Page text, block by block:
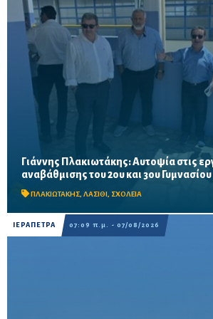
Γιάννης Πλακιωτάκης: Αυτοψία στις
αναβάθμισης του 2ου και 3ου
ΠΛΑΚΙΩΤΑΚΗΣ, ΛΑΣΙΘΙ, ΣΧΟΛΕΙΑ
Οι παρεμβάσεις του προγράμματος
αναμένεται να ολοκληρωθούν πριν από τη
Προβλέπονται ανακαινίσεις αιθουσών,
ΙΕΡΑΠΕΤΡΑ 07:09 π.μ. - 07/08/2026